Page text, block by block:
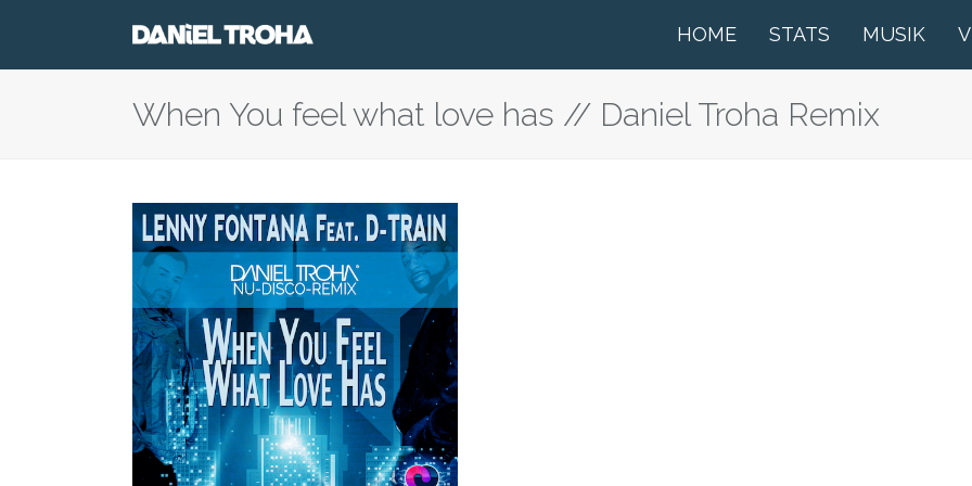
HOME STATS MUSIK
When You feel what love has // Daniel Troha Remix